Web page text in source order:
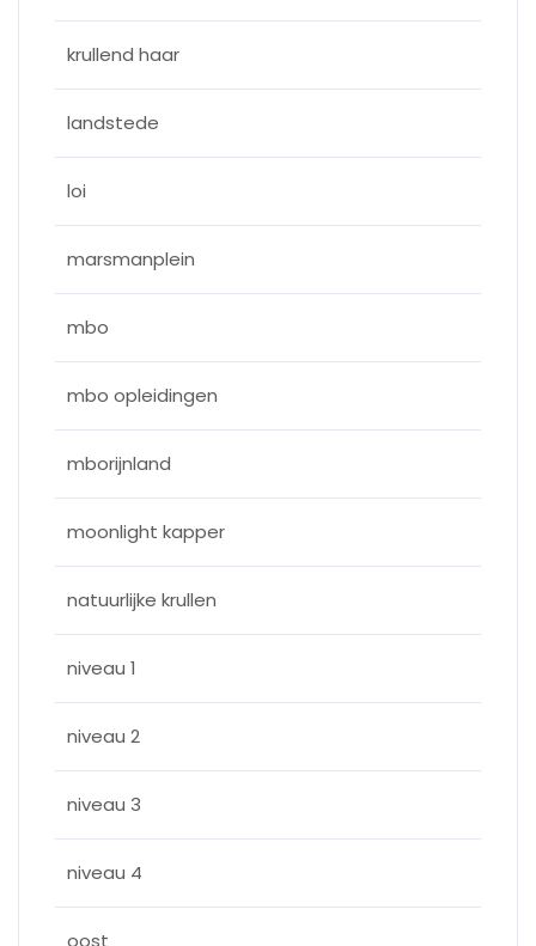
krullend haar
landstede
loi
marsmanplein
mbo
mbo opleidingen
mborijnland
moonlight kapper
natuurlijke krullen
niveau 1
niveau 2
niveau 3
niveau 4
oost